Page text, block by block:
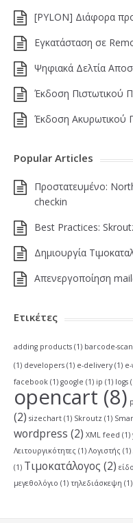
[PYLON] Διάφορα
Εγκατάσταση σε
Ψηφιακά Δελτία
Έκδοση Πιστωτικού
Έκδοση Ακυρωτικού
Popular Articles
Πρoστατευμένο:
checkin
Best Practices:
Δημιουργία
Απενεργοποίηση
Ετικέτες
adding products (1) barcode-
(1) developers (1) e-delivery(1)
facebook (1) google (1) ip (1) logs
opencart (8)
(2) sizechart (1) Skroutz (1)
wordpress (2) XML feed (1)
Λειτουργικότητες (1) Λογιστής (1)
(1) Τιμοκατάλογος (2)
μεγεθολόγιο (1) τηλεδιάσκεψη (1)